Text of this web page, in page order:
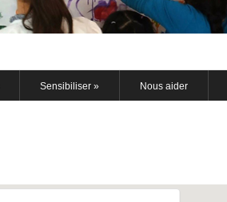
Sensibiliser » Nous aider